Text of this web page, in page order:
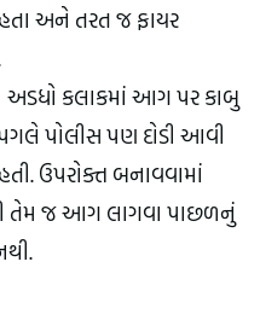
અને તરત જ ફાયર
અડધો કલાકમાં આગ પર કાબુ
પોલીસ પણ દોડી આવી
ઉપરોક્ત બનાવવામાં
તેમ જ આગ લાગવા પાછળનું